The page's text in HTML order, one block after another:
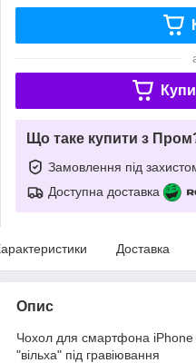
Що таке купити з
Замовлення під
Доступна доставка
Доставка
Опис
Чохол для смартфона iPhone
"вільха" під гравіювання